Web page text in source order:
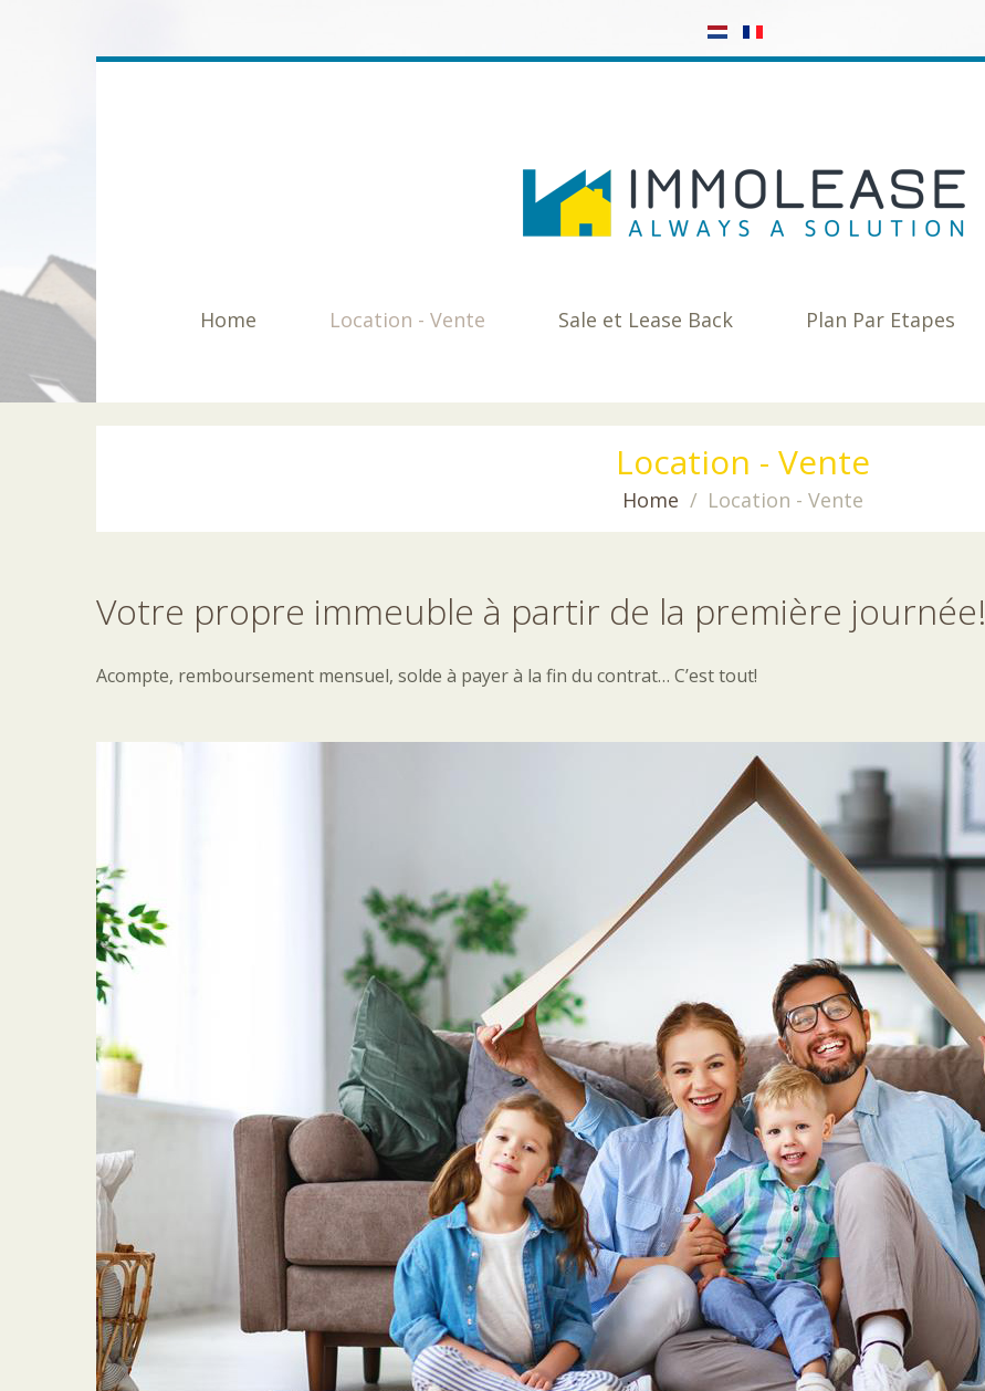
Home Location - Vente Sale et Lease Back Plan Par Etapes
Location - Vente
Home Location - Vente
Votre propre immeuble à partir de la première journée!
Acompte, remboursement mensuel, solde à payer à la fin du contrat… C’est tout!